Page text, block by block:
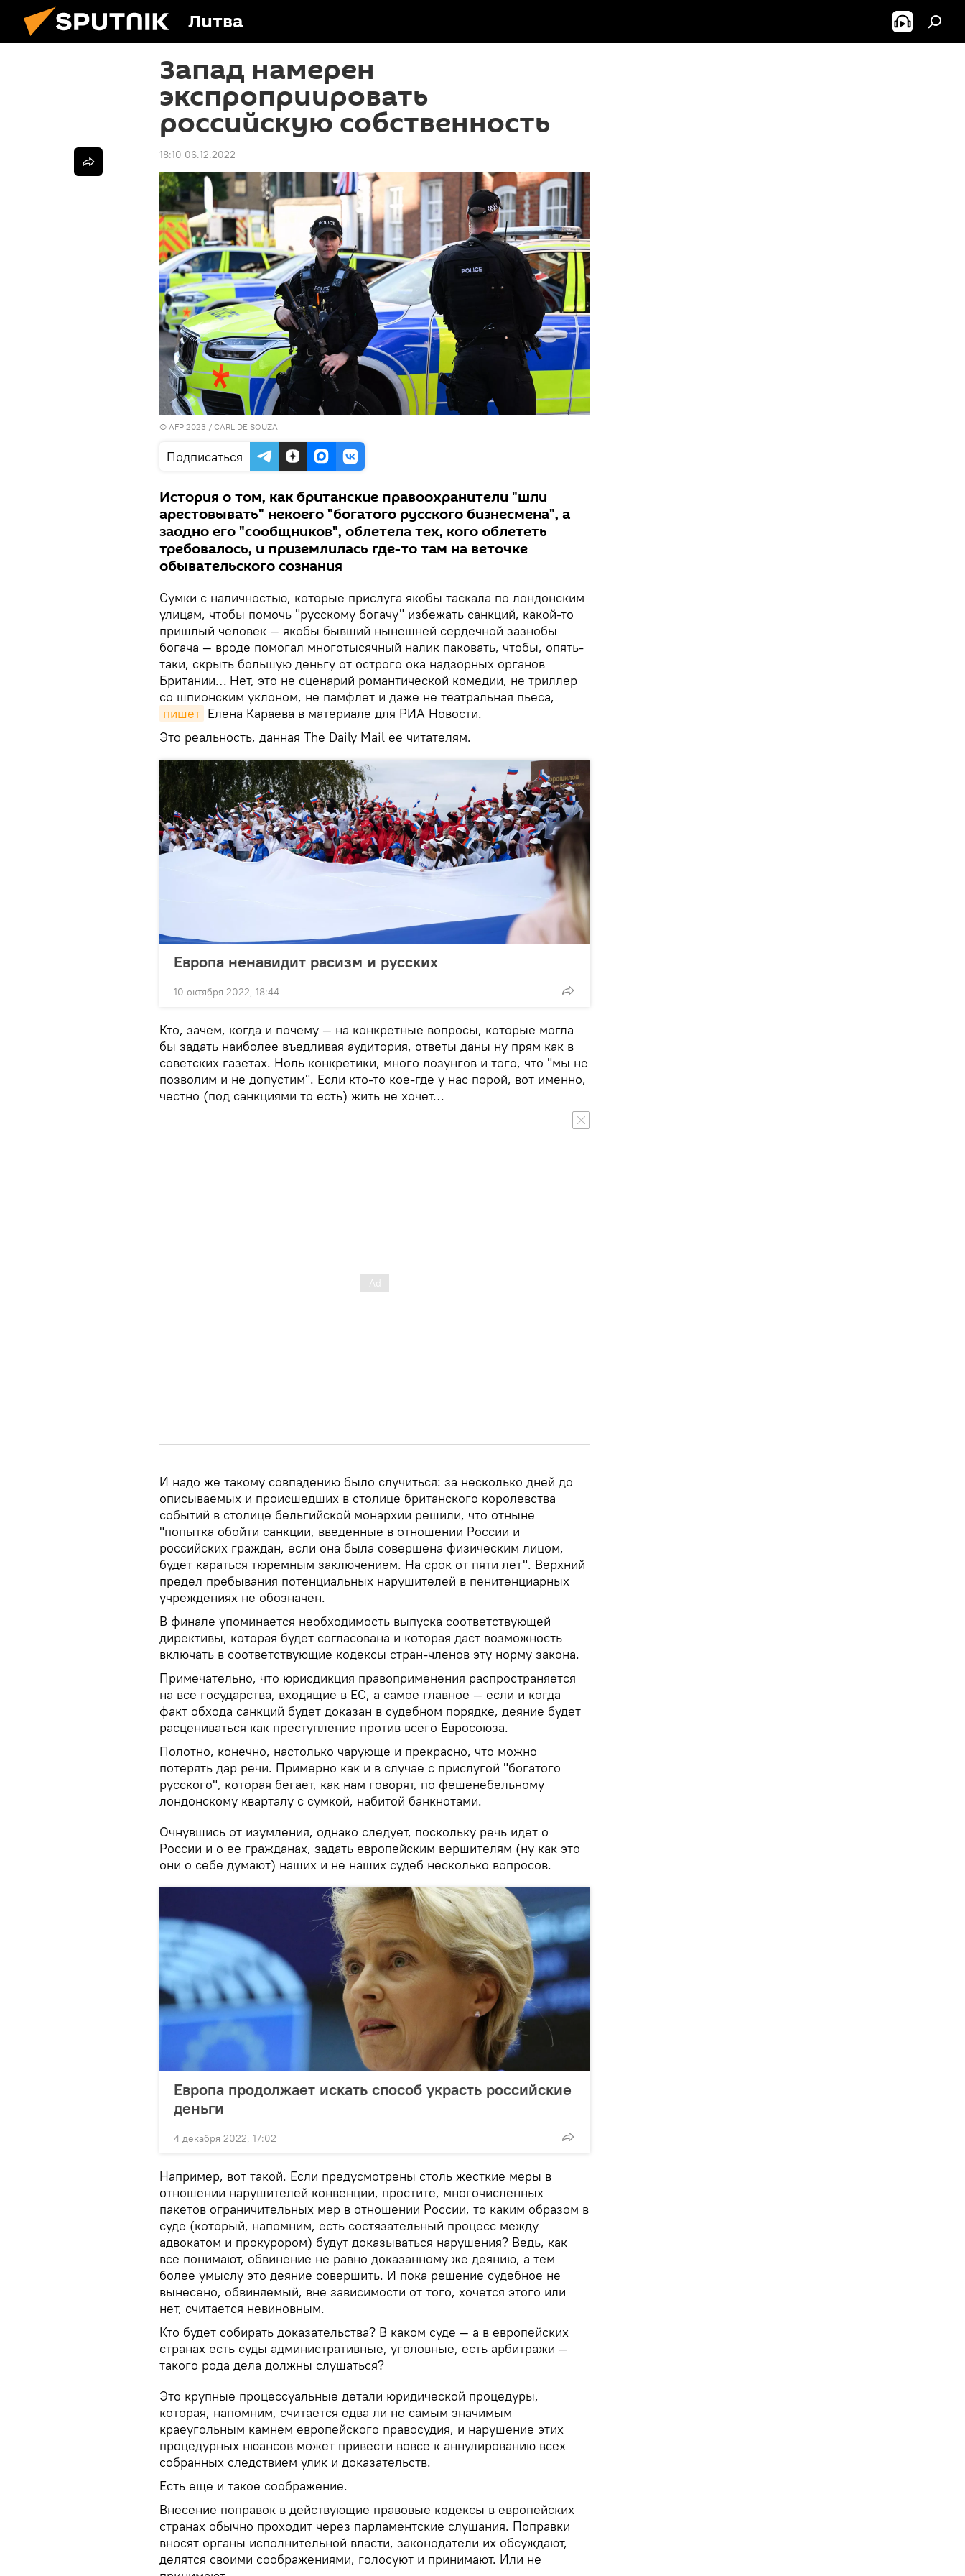
Литва
Запад намерен
экспроприировать
российскую собственность
18:10 06.12.2022
© AFP 2023 / CARL DE SOUZA
Подписаться
История о том, как британские правоохранители "шли
арестовывать" некоего "богатого русского бизнесмена", а
заодно его "сообщников", облетела тех, кого облететь
требовалось, и приземлилась где-то там на веточке
обывательского сознания
Сумки с наличностью, которые прислуга якобы таскала по лондонским
улицам, чтобы помочь "русскому богачу" избежать санкций, какой-то
пришлый человек — якобы бывший нынешней сердечной зазнобы
богача — вроде помогал многотысячный налик паковать, чтобы, опять-
таки, скрыть большую деньгу от острого ока надзорных органов
Британии… Нет, это не сценарий романтической комедии, не триллер
со шпионским уклоном, не памфлет и даже не театральная пьеса,
пишет Елена Караева в материале для РИА Новости.
Это реальность, данная The Daily Mail ее читателям.
Европа ненавидит расизм и русских
10 октября 2022, 18:44
Кто, зачем, когда и почему — на конкретные вопросы, которые могла
бы задать наиболее въедливая аудитория, ответы даны ну прям как в
советских газетах. Ноль конкретики, много лозунгов и того, что "мы не
позволим и не допустим". Если кто-то кое-где у нас порой, вот именно,
честно (под санкциями то есть) жить не хочет…
И надо же такому совпадению было случиться: за несколько дней до
описываемых и происшедших в столице британского королевства
событий в столице бельгийской монархии решили, что отныне
"попытка обойти санкции, введенные в отношении России и
российских граждан, если она была совершена физическим лицом,
будет караться тюремным заключением. На срок от пяти лет". Верхний
предел пребывания потенциальных нарушителей в пенитенциарных
учреждениях не обозначен.
В финале упоминается необходимость выпуска соответствующей
директивы, которая будет согласована и которая даст возможность
включать в соответствующие кодексы стран-членов эту норму закона.
Примечательно, что юрисдикция правоприменения распространяется
на все государства, входящие в ЕС, а самое главное — если и когда
факт обхода санкций будет доказан в судебном порядке, деяние будет
расцениваться как преступление против всего Евросоюза.
Полотно, конечно, настолько чарующе и прекрасно, что можно
потерять дар речи. Примерно как и в случае с прислугой "богатого
русского", которая бегает, как нам говорят, по фешенебельному
лондонскому кварталу с сумкой, набитой банкнотами.
Очнувшись от изумления, однако следует, поскольку речь идет о
России и о ее гражданах, задать европейским вершителям (ну как это
они о себе думают) наших и не наших судеб несколько вопросов.
Европа продолжает искать способ украсть российские
деньги
4 декабря 2022, 17:02
Например, вот такой. Если предусмотрены столь жесткие меры в
отношении нарушителей конвенции, простите, многочисленных
пакетов ограничительных мер в отношении России, то каким образом в
суде (который, напомним, есть состязательный процесс между
адвокатом и прокурором) будут доказываться нарушения? Ведь, как
все понимают, обвинение не равно доказанному же деянию, а тем
более умыслу это деяние совершить. И пока решение судебное не
вынесено, обвиняемый, вне зависимости от того, хочется этого или
нет, считается невиновным.
Кто будет собирать доказательства? В каком суде — а в европейских
странах есть суды административные, уголовные, есть арбитражи —
такого рода дела должны слушаться?
Это крупные процессуальные детали юридической процедуры,
которая, напомним, считается едва ли не самым значимым
краеугольным камнем европейского правосудия, и нарушение этих
процедурных нюансов может привести вовсе к аннулированию всех
собранных следствием улик и доказательств.
Есть еще и такое соображение.
Внесение поправок в действующие правовые кодексы в европейских
странах обычно проходит через парламентские слушания. Поправки
вносят органы исполнительной власти, законодатели их обсуждают,
делятся своими соображениями, голосуют и принимают. Или не